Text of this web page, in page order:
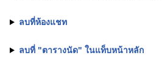
ลบที่ห้องแชท
ลบที่ "ตารางนัด" ในแท็บหน้าหลัก